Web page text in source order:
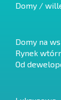
Domy /
Domy na
Rynek
Od